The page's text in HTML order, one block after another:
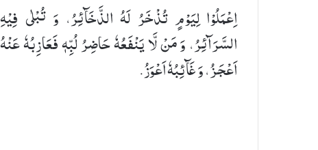
اِعْمَلُوْا لِیَوْمٍ تُذْخَرُ لَهُ الذَّخَآئِرُ، وَ تُبْلٰی فِیْهِ
السَّرَآئِرُ، وَ مَنْ لَّا یَنْفَعُهٗ حَاضِرُ لُبِّهٖ فَعَازِبُهٗ عَنْهُ
اَعْجَزُ، وَ غَآئِبُهٗ اَعْوَزُ.